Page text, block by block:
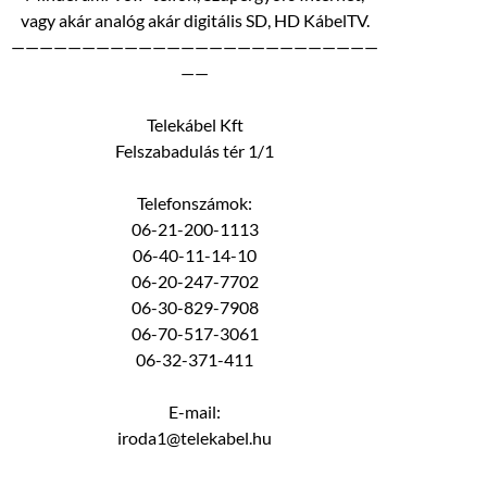
vagy akár analóg akár digitális SD, HD KábelTV.
——————————————————————————
——
Telekábel Kft
Felszabadulás tér 1/1
Telefonszámok:
06-21-200-1113
06-40-11-14-10
06-20-247-7702
06-30-829-7908
06-70-517-3061
06-32-371-411
E-mail:
iroda1@telekabel.hu